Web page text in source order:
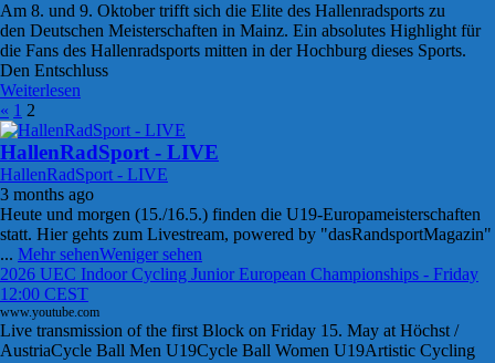
Am 8. und 9. Oktober trifft sich die Elite des Hallenradsports zu
den Deutschen Meisterschaften in Mainz. Ein absolutes Highlight für
die Fans des Hallenradsports mitten in der Hochburg dieses Sports.
Den Entschluss
Weiterlesen
Posts
pagination
« Vorherige
Beiträge
1 2
HallenRadSport - LIVE
HallenRadSport - LIVE
3 months ago
Heute und morgen (15./16.5.) finden die U19-Europameisterschaften
statt. Hier gehts zum Livestream, powered by "dasRandsportMagazin"
... Mehr sehenWeniger sehen
2026 UEC Indoor Cycling Junior European Championships - Friday
12:00 CEST
www.youtube.com
Live transmission of the first Block on Friday 15. May at Höchst /
AustriaCycle Ball Men U19Cycle Ball Women U19Artistic Cycling